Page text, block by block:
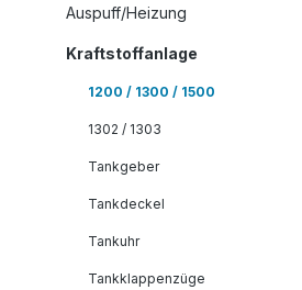
Auspuff/Heizung
Kraftstoffanlage
1200 / 1300 / 1500
1302 / 1303
Tankgeber
Tankdeckel
Tankuhr
Tankklappenzüge